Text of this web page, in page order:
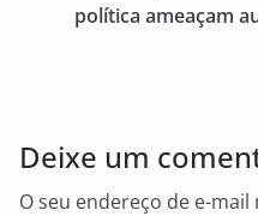
o
política ameaçam
Deixe um
O seu endereço de e-